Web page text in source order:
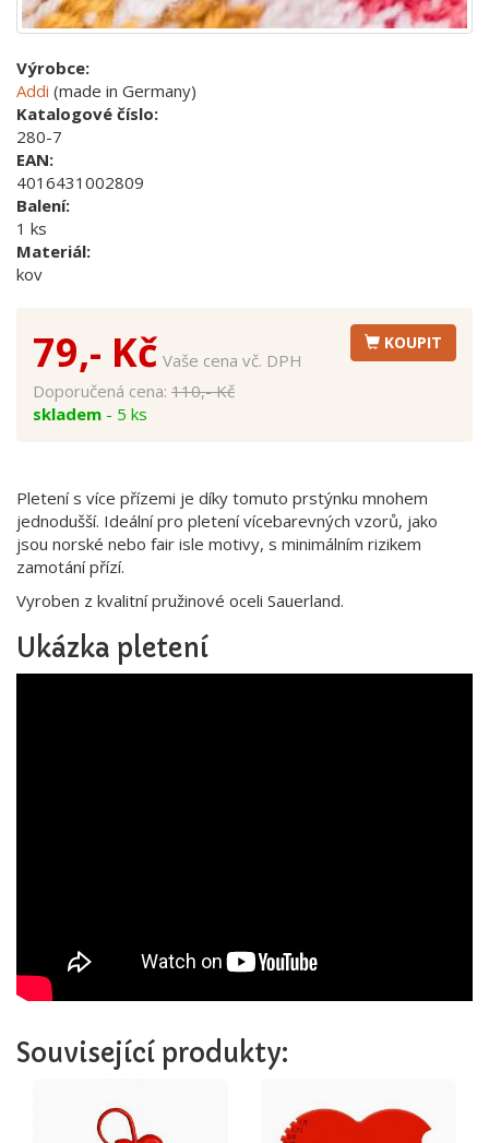
Výrobce:
Addi (made in Germany)
Katalogové číslo:
280-7
EAN:
4016431002809
Balení:
1 ks
Materiál:
kov
KOUPIT
79,- Kč Vaše cena vč. DPH
Doporučená cena: 110,- Kč
skladem - 5 ks
Pletení s více přízemi je díky tomuto prstýnku mnohem
jednodušší. Ideální pro pletení vícebarevných vzorů, jako
jsou norské nebo fair isle motivy, s minimálním rizikem
zamotání přízí.
Vyroben z kvalitní pružinové oceli Sauerland.
Ukázka pletení
Související produkty: